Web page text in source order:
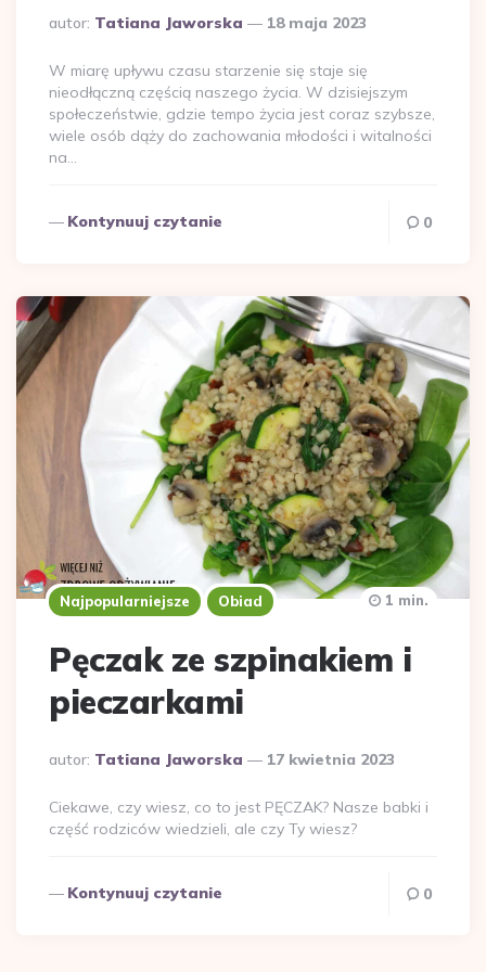
Dodane
autor: Tatiana Jaworska 18 maja 2023
W miarę upływu czasu starzenie się staje się
nieodłączną częścią naszego życia. W dzisiejszym
społeczeństwie, gdzie tempo życia jest coraz szybsze,
wiele osób dąży do zachowania młodości i witalności
na…
Kontynuuj czytanie 0
Najpopularniejsze Obiad
Pęczak ze szpinakiem i
pieczarkami
Dodane
autor: Tatiana Jaworska 17 kwietnia 2023
1 min.
Ciekawe, czy wiesz, co to jest PĘCZAK? Nasze babki i
część rodziców wiedzieli, ale czy Ty wiesz?
Kontynuuj czytanie 0